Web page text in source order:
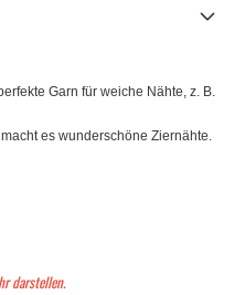
Garn für weiche Nähte, z. B.
es wunderschöne Ziernähte.
darstellen.